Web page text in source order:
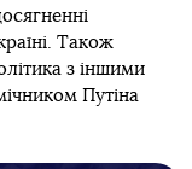
Також
з іншими
Путіна